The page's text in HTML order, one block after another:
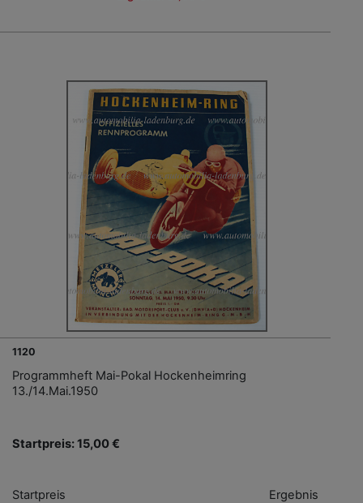
1120
Programmheft Mai-Pokal Hockenheimring
13./14.Mai.1950
Startpreis: 15,00 €
Startpreis Ergebnis